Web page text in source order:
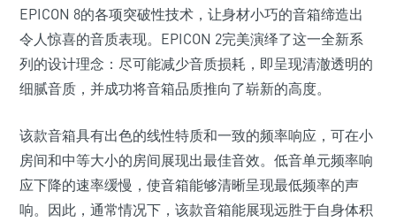
EPICON 8的各项突破性技术，让身材小巧的音箱缔造出
令人惊喜的音质表现。EPICON 2完美演绎了这一全新系
列的设计理念：尽可能减少音质损耗，即呈现清澈透明的
细腻音质，并成功将音箱品质推向了崭新的高度。
该款音箱具有出色的线性特质和一致的频率响应，可在小
房间和中等大小的房间展现出最佳音效。低音单元频率响
应下降的速率缓慢，使音箱能够清晰呈现最低频率的声
响。因此，通常情况下，该款音箱能展现远胜于自身体积